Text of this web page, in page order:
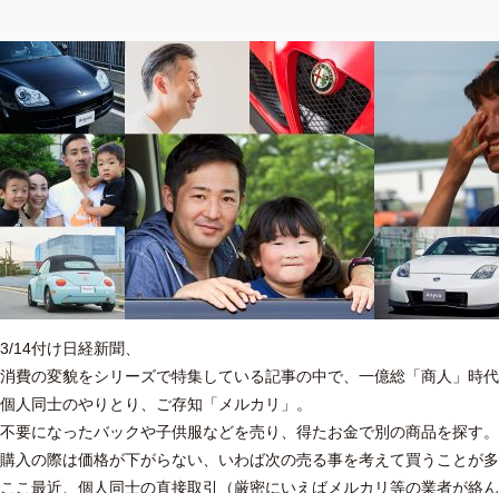
3/14付け日経新聞、
消費の変貌をシリーズで特集している記事の中で、一億総「商人」時
個人同士のやりとり、ご存知「メルカリ」。
不要になったバックや子供服などを売り、得たお金で別の商品を探す。
購入の際は価格が下がらない、いわば次の売る事を考えて買うことが
ここ最近、個人同士の直接取引（厳密にいえばメルカリ等の業者が絡